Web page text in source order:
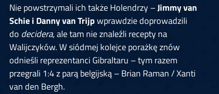
Nie powstrzymali ich także Holendrzy –Jimmy van
Schie i Danny van Trijpwprawdzie doprowadzili
do decidera, ale tam nie znaleźli recepty na
Walijczyków. W siódmej kolejce porażkę znów
odnieśli reprezentanci Gibraltaru – tym razem
przegrali 1:4 z parą belgijską – Brian Raman / Xanti
van den Bergh.